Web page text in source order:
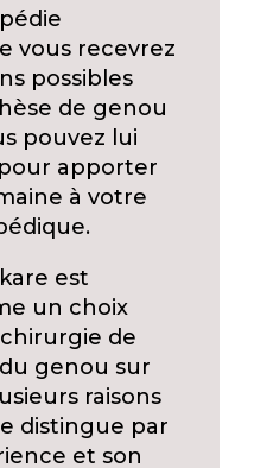
vous recevrez
possibles
de genou
pouvez lui
apporter
à votre
est
un choix
de
genou sur
raisons
distingue par
et son